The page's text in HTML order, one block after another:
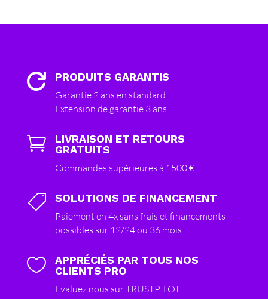
 PRODUITS GARANTIS
Garantie 2 ans en standard
Extension de garantie 3 ans

LIVRAISON ET RETOURS
GRATUITS
Commandes supérieures à 1500 €
 SOLUTIONS DE FINANCEMENT
Paiement en 4x sans frais et financements
possibles sur 12/24 ou 36 mois

APPRÉCIÉS PAR TOUS NOS
CLIENTS PRO
Evaluez nous sur TRUSTPILOT